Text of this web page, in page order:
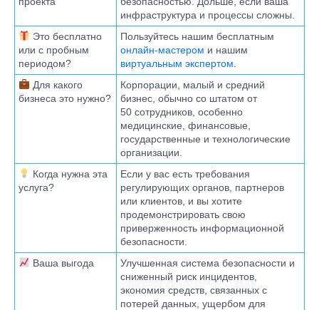
аудиторский отчет, содержащий оценку соответствия и
рекомендации по исправлению недостатков. После их
устранения выдаётся официальный сертификат
независимого аудитора, подтверждающий соответствие ISO
27001. Этот этап занимает в среднем 1-2 месяца.
инфраструктура и процессы сложны.
Это бесплатно
или с пробным
периодом?
Пользуйтесь нашим бесплатным
онлайн-мастером и нашим
виртуальным экспертом
Для какого
бизнеса это нужно?
Корпорации, малый и средний
бизнес, обычно со штатом от
50 сотрудников, особенно
медицинские, финансовые,
государственные и технологические
организации.
Когда нужна эта
услуга?
Если у вас есть требования
регулирующих органов, партнеров
или клиентов, и вы хотите
продемонстрировать свою
приверженность информационной
безопасности.
Ваша выгода
Улучшенная система безопасности и
сниженный риск инцидентов,
экономия средств, связанных с
потерей данных, ущербом для